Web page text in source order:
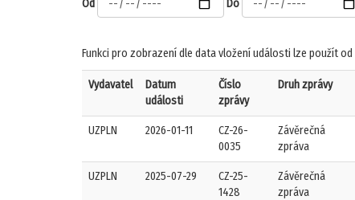
Od Do
Funkci pro zobrazení dle data vložení události lze použít od
Vydavatel
Datum
události
Číslo
zprávy
Druh zprávy
UZPLN 2026-01-11
CZ-26-
0035
Závěrečná
zpráva
UZPLN 2025-07-29
CZ-25-
1428
Závěrečná
zpráva